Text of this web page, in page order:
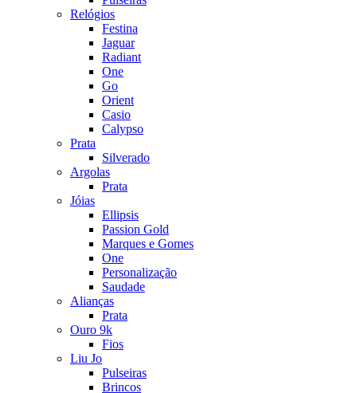
Relógios
Festina
Jaguar
Radiant
One
Go
Orient
Casio
Calypso
Prata
Silverado
Argolas
Prata
Jóias
Ellipsis
Passion Gold
Marques e Gomes
One
Personalização
Saudade
Alianças
Prata
Ouro 9k
Fios
Liu Jo
Pulseiras
Brincos